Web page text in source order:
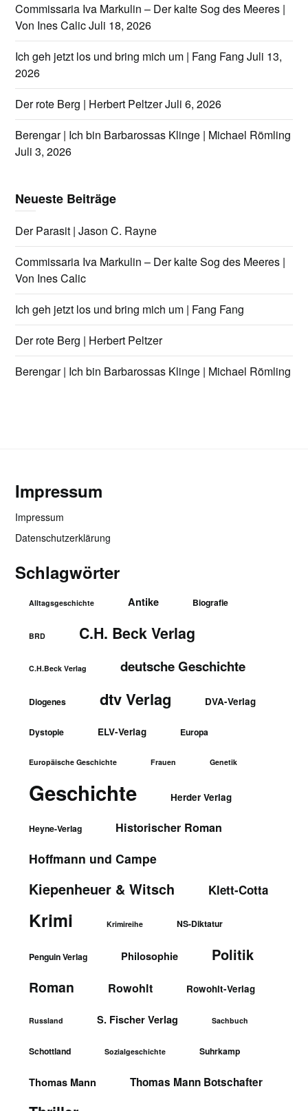
Commissaria Iva Markulin – Der kalte Sog des Meeres |
Von Ines CalicJuli 18, 2026
Ich geh jetzt los und bring mich um | Fang Fang Juli 13,
2026
Der rote Berg | Herbert PeltzerJuli 6, 2026
Berengar | Ich bin Barbarossas Klinge | Michael Römling
Juli 3, 2026
Neueste Beiträge
Der Parasit | Jason C. Rayne
Commissaria Iva Markulin – Der kalte Sog des Meeres |
Von Ines Calic
Ich geh jetzt los und bring mich um | Fang Fang
Der rote Berg | Herbert Peltzer
Berengar | Ich bin Barbarossas Klinge | Michael Römling
Impressum
Impressum
Datenschutzerklärung
Schlagwörter
Alltagsgeschichte Antike Biografie
BRD C.H. Beck Verlag
C.H.Beck Verlag deutsche Geschichte
Diogenes dtv Verlag DVA-Verlag
Dystopie ELV-Verlag Europa
Europäische Geschichte Frauen Genetik
Geschichte Herder Verlag
Heyne-Verlag Historischer Roman
Hoffmann und Campe
Kiepenheuer & Witsch Klett-Cotta
Krimi Krimireihe NS-Diktatur
Penguin Verlag Philosophie Politik
Roman Rowohlt Rowohlt-Verlag
Russland S. Fischer Verlag Sachbuch
Schottland Sozialgeschichte Suhrkamp
Thomas Mann Thomas Mann Botschafter